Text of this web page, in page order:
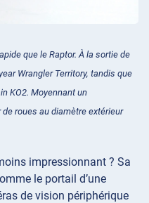
que le Raptor. À la sortie de
Wrangler Territory, tandis que
KO2. Moyennant un
roues au diamètre extérieur
impressionnant ? Sa
le portail d’une
de vision périphérique